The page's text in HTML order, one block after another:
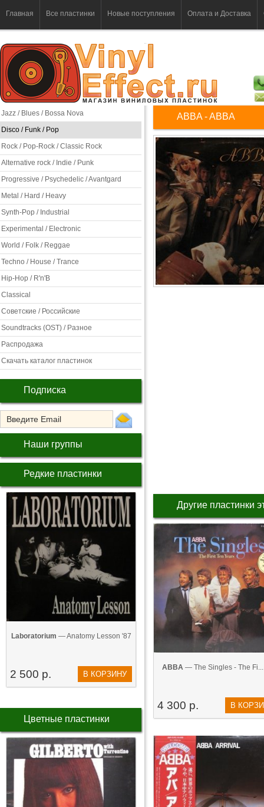
Главная Все пластинки Новые поступления Оплата и Доставка
Jazz / Blues / Bossa Nova
Disco / Funk / Pop
Rock / Pop-Rock / Classic Rock
Alternative rock / Indie / Punk
Progressive / Psychedelic / Avantgard
Metal / Hard / Heavy
Synth-Pop / Industrial
Experimental / Electronic
World / Folk / Reggae
Techno / House / Trance
Hip-Hop / R'n'B
Classical
Советские / Российские
Soundtracks (OST) / Разное
Распродажа
Скачать каталог пластинок
Подписка
Наши группы
Редкие пластинки
Laboratorium — Anatomy Lesson '87
2 500 р. В КОРЗИНУ
Цветные пластинки
ABBA - ABBA
Другие пластинки
ABBA — The Singles - The
4 300 р. В